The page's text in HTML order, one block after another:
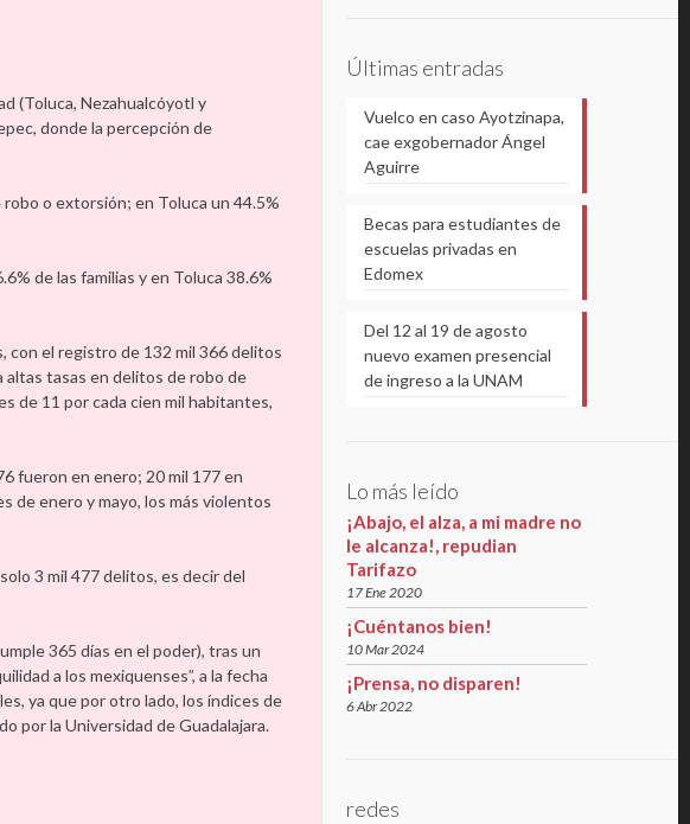
(Toluca, Nezahualcóyotl y
donde la percepción de
o extorsión; en Toluca un 44.5%
de las familias y en Toluca 38.6%
con el registro de 132 mil 366 delitos
tasas en delitos de robo de
de 11 por cada cien mil habitantes,
fueron en enero; 20 mil 177 en
de enero y mayo, los más violentos
3 mil 477 delitos, es decir del
365 días en el poder), tras un
a los mexiquenses”, a la fecha
ya que por otro lado, los índices de
por la Universidad de Guadalajara.
Últimas entradas
Vuelco en caso Ayotzinapa,
cae exgobernador Ángel
Aguirre
Becas para estudiantes de
escuelas privadas en
Edomex
Del 12 al 19 de agosto
nuevo examen presencial
de ingreso a la UNAM
Lo más leído
¡Abajo, el alza, a mi madre no
le alcanza!, repudian
Tarifazo
17 Ene 2020
¡Cuéntanos bien!
10 Mar 2024
¡Prensa, no disparen!
6 Abr 2022
redes